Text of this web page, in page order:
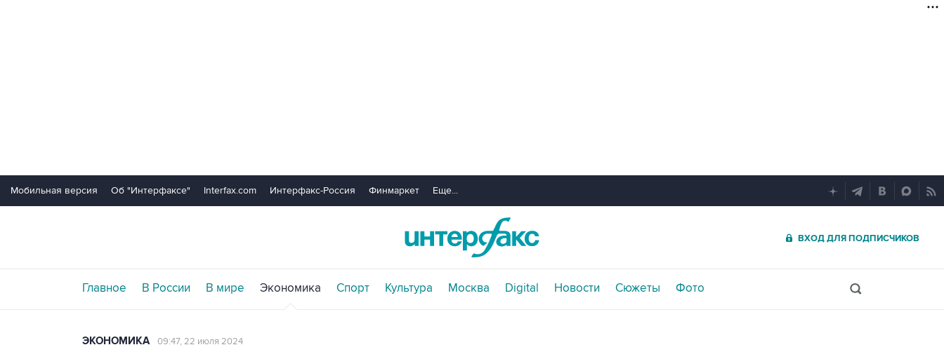
Мобильная версия Об "Интерфаксе" Interfax.com Интерфакс-Россия Финмаркет Еще...
ВХОД ДЛЯ ПОДПИСЧИКОВ
Главное В России В мире Экономика Спорт Культура Москва Digital Новости Сюжеты Фото
ЭКОНОМИКА 09:47, 22 июля 2024